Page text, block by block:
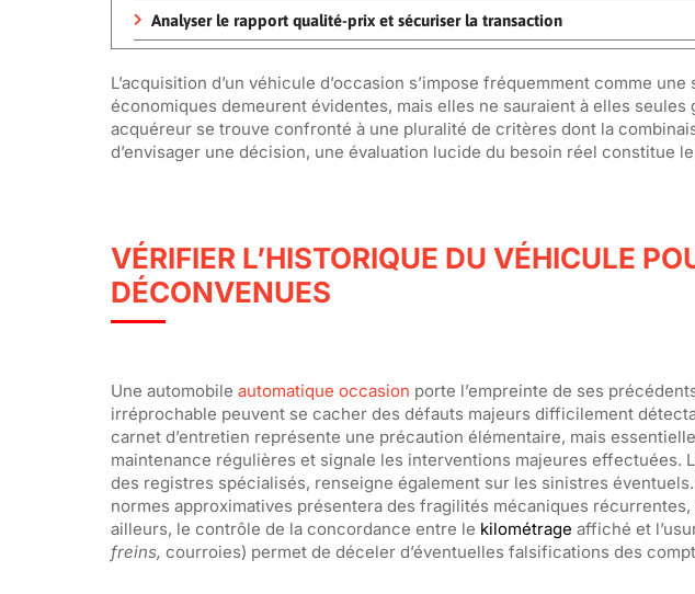
Analyser le rapport qualité-prix et sécuriser la transaction
L’acquisition d’un véhicule d’occasion s’impose fréquemment comme
économiques demeurent évidentes, mais elles ne sauraient à elles
acquéreur se trouve confronté à une pluralité de critères dont la
d’envisager une décision, une évaluation lucide du besoin réel constitue
VÉRIFIER L’HISTORIQUE DU VÉHICULE
DÉCONVENUES
Une automobile automatique occasion porte l’empreinte de ses
irréprochable peuvent se cacher des défauts majeurs difficilement
carnet d’entretien représente une précaution élémentaire, mais
maintenance régulières et signale les interventions majeures effectuées.
des registres spécialisés, renseigne également sur les sinistres
normes approximatives présentera des fragilités mécaniques
ailleurs, le contrôle de la concordance entre le kilométrage affiché et
freins, courroies) permet de déceler d’éventuelles falsifications des